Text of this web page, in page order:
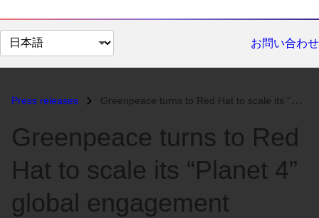
ペ
ー
の
お問い合わせ
Press releases Greenpeace turns to Red Hat to scale its “Planet 4” global engagement...
Greenpeace turns to Red
Hat to scale its “Planet 4”
global engagement